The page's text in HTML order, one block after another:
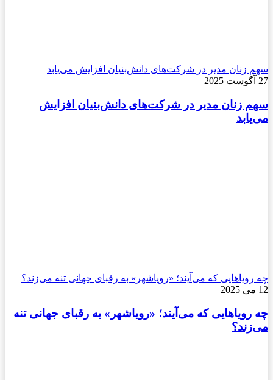
سهم زنان مدیر در شرکت‌های دانش‌بنیان افزایش می‌یابد
27 آگوست 2025
سهم زنان مدیر در شرکت‌های دانش‌بنیان افزایش
می‌یابد
چه رویاهایی که می‌آیند؛ «رویاشهر» به رقبای جهانی تنه می‌زند؟
12 می 2025
چه رویاهایی که می‌آیند؛ «رویاشهر» به رقبای جهانی تنه
می‌زند؟